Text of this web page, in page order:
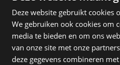
vermogensschade
Deze website gebruikt cookies
We gebruiken ook cookies om
media te bieden en om ons
van onze site met onze
deze gegevens combineren